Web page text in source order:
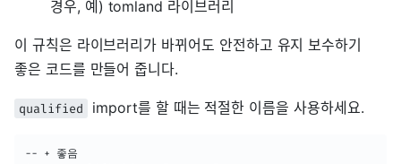
경우, 예) tomland 라이브러리
이 규칙은 라이브러리가 바뀌어도 안전하고 유지 보수하기
좋은 코드를 만들어 줍니다.
qualified import를 할 때는 적절한 이름을 사용하세요.
-- + 좋음